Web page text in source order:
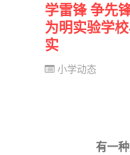
学雷锋 争先
为明实验学
实
小学动态
有一